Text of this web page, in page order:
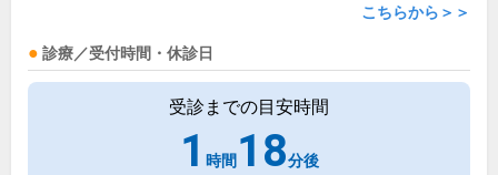
こちらから＞＞
診療／受付時間・休診日
受診までの目安時間
1 時間18分後